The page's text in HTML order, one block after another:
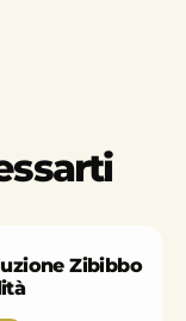
Zibibbo